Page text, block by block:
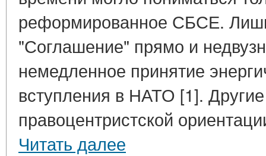
реформированное СБСЕ.
"Соглашение" прямо и
немедленное принятие
вступления в НАТО [1].
правоцентристской
Читать далее